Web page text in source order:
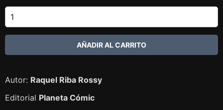
Autor: Raquel Riba Rossy
Editorial Planeta Cómic